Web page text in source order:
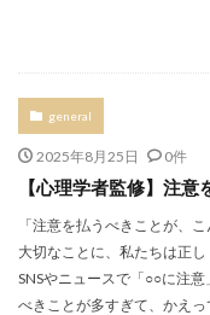
general
2025年8月25日 0件
【心理学者監修】注
「注意を払うべきことが、
大切なことに、私たちは正
SNSやニュースで「○○に注
べきことが多すぎて、かえ